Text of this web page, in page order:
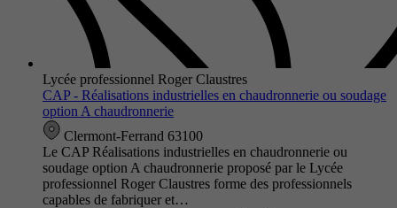
Lycée professionnel Roger Claustres
CAP - Réalisations industrielles en chaudronnerie ou soudage
option A chaudronnerie
Clermont-Ferrand 63100
Le CAP Réalisations industrielles en chaudronnerie ou
soudage option A chaudronnerie proposé par le Lycée
professionnel Roger Claustres forme des professionnels
capables de fabriquer et…